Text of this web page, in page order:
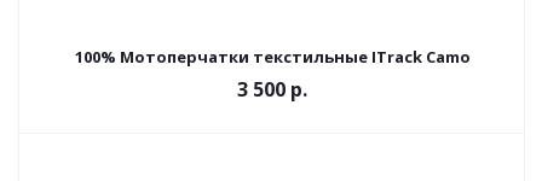
100% Мотоперчатки текстильные ITrack Camo
3 500 р.